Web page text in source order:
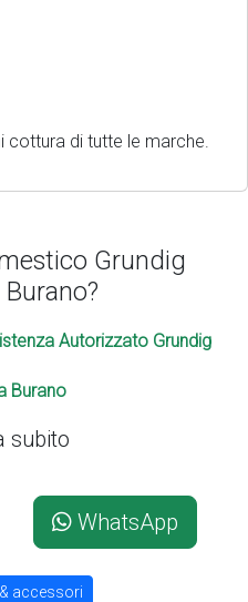
cottura di tutte le marche.
Grundig
Autorizzato Grundig
Burano
subito
WhatsApp
accessori